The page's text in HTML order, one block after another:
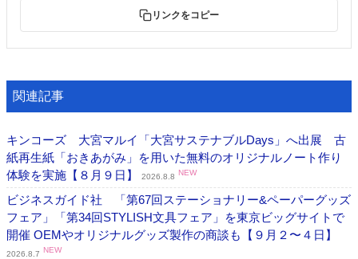
リンクをコピー
関連記事
キンコーズ 大宮マルイ「大宮サステナブルDays」へ出展 古
紙再生紙「おきあがみ」を用いた無料のオリジナルノート作り
体験を実施【８月９日】
2026.8.8 NEW
ビジネスガイド社 「第67回ステーショナリー&ペーパーグッズ
フェア」「第34回STYLISH文具フェア」を東京ビッグサイトで
開催 OEMやオリジナルグッズ製作の商談も【９月２〜４日】
2026.8.7 NEW